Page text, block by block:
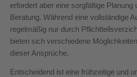
erfordert aber eine sorgfältige Planung
Beratung. Während eine vollständige
regelmäßig nur durch
bieten sich verschiedene
dieser Ansprüche.
Entscheidend ist eine frühzeitige und